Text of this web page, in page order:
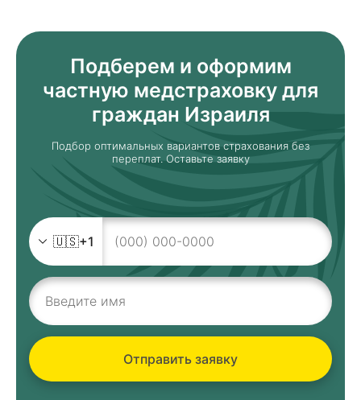
Подберем и оформим
частную медстраховку для
граждан Израиля
Подбор оптимальных вариантов страхования без
переплат. Оставьте заявку
🇺🇸+1
Отправить заявку